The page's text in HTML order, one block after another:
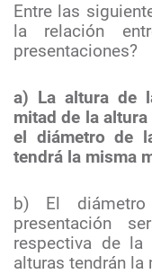
Entre las
la relación
presentaciones?
a) La altura de
mitad de la
el diámetro de
tendrá la misma
b) El
presentación
respectiva de la
alturas tendrán